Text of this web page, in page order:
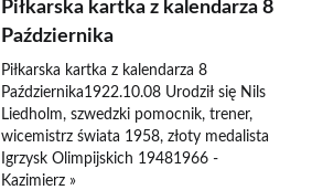
Piłkarska kartka z kalendarza 8
Października
Piłkarska kartka z kalendarza 8
Października1922.10.08 Urodził się Nils
Liedholm, szwedzki pomocnik, trener,
wicemistrz świata 1958, złoty medalista
Igrzysk Olimpijskich 19481966 -
Kazimierz »